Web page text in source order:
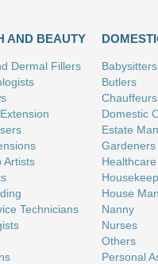
AND BEAUTY
Dermal Fillers
Artists
Technicians
Babysitters
Butlers
Chauffeurs
Domestic
Estate
Gardeners
Healthcare
House
Nanny
Nurses
Others
Personal